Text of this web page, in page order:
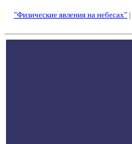
"Физические явления на небесах" |